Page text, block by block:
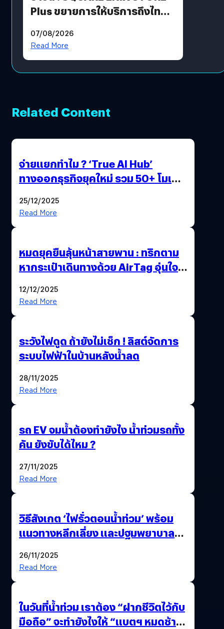
Plus ขยายการให้บริการถึงไทย
โดยตรง
07/08/2026
Read More
Related Content
จ่ายแยกทำไม ? ‘True AI Hub’
ทางออกธุรกิจยุคใหม่ รวม 50+ โมเดล
25/12/2025
Read More
หมดยุคยืนลุ้นหน้าสายพาน : ทริกตาม
หากระเป๋าเดินทางด้วย AirTag อุ่นใจ
12/12/2025
Read More
ระวังไฟดูด ถ้ายังไม่เช็ก ! ลิสต์จัดการ
ระบบไฟฟ้าในบ้านหลังน้ำลด
28/11/2025
Read More
รถ EV จมน้ำต้องทำยังไง น้ำท่วมรถทั้ง
คัน ยังขับได้ไหม ?
27/11/2025
Read More
วิธีสังเกต ‘ไฟรั่วตอนน้ำท่วม’ พร้อม
แนวทางหลีกเลี่ยง และปฐมพยาบาล
26/11/2025
Read More
ในวันที่น้ำท่วม เราต้อง “ฝากชีวิตไว้กับ
มือถือ” จะทำยังไงให้ “แบตฯ หมดช้า